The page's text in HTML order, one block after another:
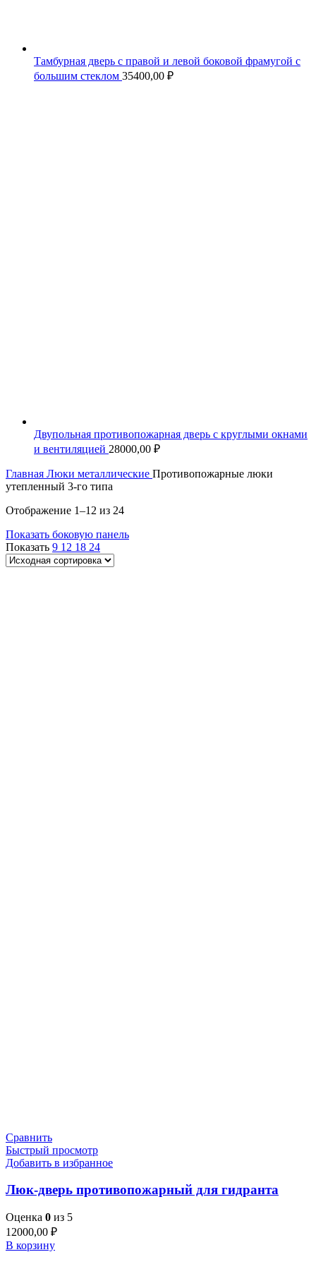
Тамбурная дверь с правой и левой боковой фрамугой с
большим стеклом 35400,00 ₽
Двупольная противопожарная дверь с круглыми окнами
и вентиляцией 28000,00 ₽
Главная Люки металлические Противопожарные люки
утепленный 3-го типа
Отображение 1–12 из 24
Показать боковую панель
Показать 9 12 18 24
Сравнить
Быстрый просмотр
Добавить в избранное
Люк-дверь противопожарный для гидранта
Оценка 0 из 5
12000,00 ₽
В корзину